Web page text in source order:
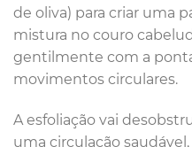
de oliva) para criar uma
mistura no couro
gentilmente com a
movimentos circulares.
A esfoliação vai
uma circulação